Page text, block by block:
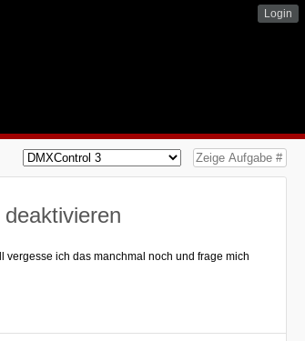
Login
vergesse ich das manchmal noch und frage mich